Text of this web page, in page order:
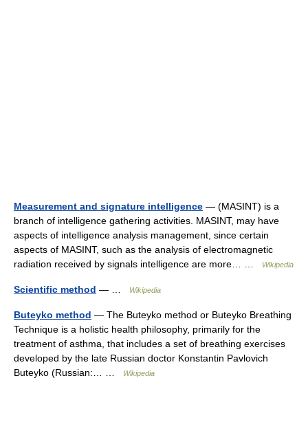
Measurement and signature intelligence — (MASINT) is a
branch of intelligence gathering activities. MASINT, may have
aspects of intelligence analysis management, since certain
aspects of MASINT, such as the analysis of electromagnetic
radiation received by signals intelligence are more… …
Wikipedia
Scientific method — … Wikipedia
Buteyko method — The Buteyko method or Buteyko Breathing
Technique is a holistic health philosophy, primarily for the
treatment of asthma, that includes a set of breathing exercises
developed by the late Russian doctor Konstantin Pavlovich
Buteyko (Russian:… …
Wikipedia